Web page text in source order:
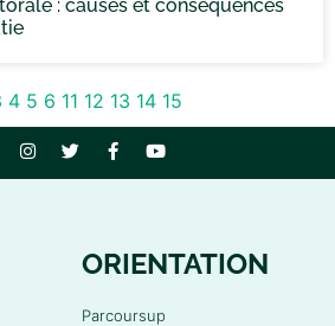
: causes et conséquences
4 5 6 11 12 13 14 15
ORIENTATION
Parcoursup